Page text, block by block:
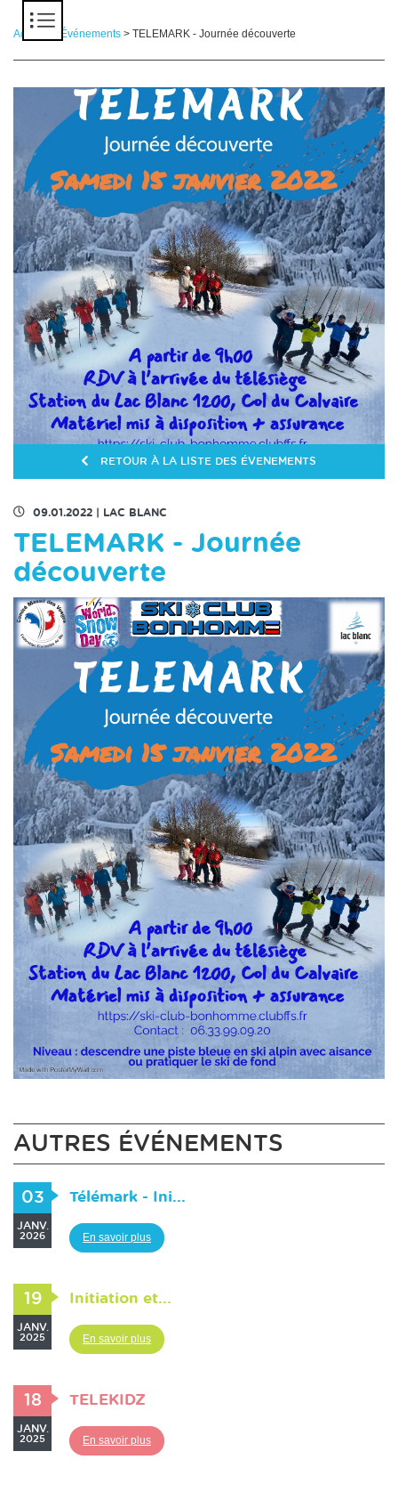
Accueil Événements > TELEMARK - Journée découverte
RETOUR À LA LISTE DES ÉVENEMENTS
09.01.2022 LAC BLANC
TELEMARK - Journée
découverte
AUTRES ÉVÉNEMENTS
03
JANV.
2026
Télémark - Ini...
En savoir plus
19
JANV.
2025
Initiation et...
En savoir plus
18
JANV.
2025
TELEKIDZ
En savoir plus